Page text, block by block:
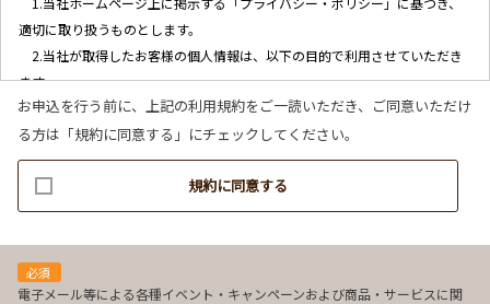
適切に取り扱うものとします。
2.当社が取得したお客様の個人情報は、以下の目的で利用させていただき
ます。
(1)お客様リクエストに対応するにあたって問題が発生した場合の確認・
連絡
(2)お客様から照会があった場合のリクエスト情報の確認
(3)お客様に不利益を与えないために行う、お客様に対する迅速なご連絡
（電子メール、電話、郵送によるご連絡）
(5)商品の企画・開発あるいはお客様満足向上策などの検討のためのお客
様アンケート調査の実施
お申込を行う前に、上記の利用規約をご一読いただき、ご同意いただけ
る方は「規約に同意する」にチェックしてください。
規約に同意する
必須
電子メール等による各種イベント・キャンペーンおよび商品・サービスに関